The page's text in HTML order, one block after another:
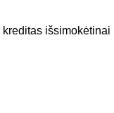
kreditas išsimokėtinai